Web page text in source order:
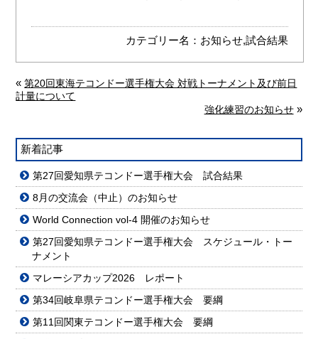
カテゴリー名： お知らせ ,試合結果
«第20回東海テコンドー選手権大会 対戦トーナメント及び前日
計量について
強化練習のお知らせ»
新着記事
第27回愛知県テコンドー選手権大会 試合結果
8月の交流会（中止）のお知らせ
World Connection vol-4 開催のお知らせ
第27回愛知県テコンドー選手権大会 スケジュール・トー
ナメント
マレーシアカップ2026 レポート
第34回岐阜県テコンドー選手権大会 要綱
第11回関東テコンドー選手権大会 要綱